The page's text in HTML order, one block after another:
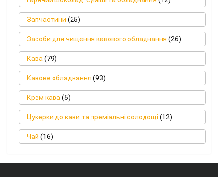
Запчастини (25)
Засоби для чищення кавового обладнання (26)
Кава (79)
Кавове обладнання (93)
Крем кава (5)
Цукерки до кави та преміальні солодощі (12)
Чай (16)